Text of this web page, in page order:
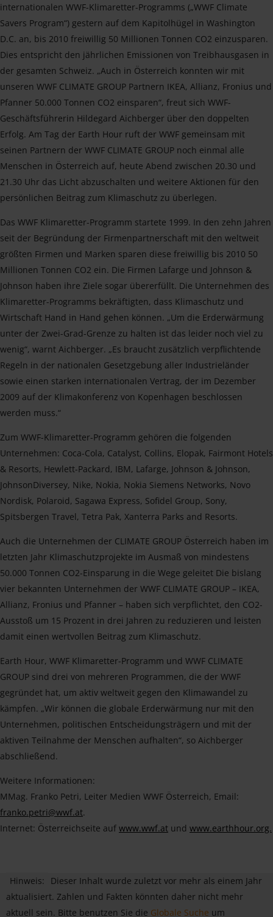
internationalen WWF-Klimaretter-Programms („WWF Climate
Savers Program“) gestern auf dem Kapitolhügel in Washington
D.C. an, bis 2010 freiwillig 50 Millionen Tonnen CO2 einzusparen.
Dies entspricht den jährlichen Emissionen von Treibhausgasen in
der gesamten Schweiz. „Auch in Österreich konnten wir mit
unseren WWF CLIMATE GROUP Partnern IKEA, Allianz, Fronius und
Pfanner 50.000 Tonnen CO2 einsparen“, freut sich WWF-
Geschäftsführerin Hildegard Aichberger über den doppelten
Erfolg. Am Tag der Earth Hour ruft der WWF gemeinsam mit
seinen Partnern der WWF CLIMATE GROUP noch einmal alle
Menschen in Österreich auf, heute Abend zwischen 20.30 und
21.30 Uhr das Licht abzuschalten und weitere Aktionen für den
persönlichen Beitrag zum Klimaschutz zu überlegen.
Das WWF Klimaretter-Programm startete 1999. In den zehn Jahren
seit der Begründung der Firmenpartnerschaft mit den weltweit
größten Firmen und Marken sparen diese freiwillig bis 2010 50
Millionen Tonnen CO2 ein. Die Firmen Lafarge und Johnson &
Johnson haben ihre Ziele sogar übererfüllt. Die Unternehmen des
Klimaretter-Programms bekräftigten, dass Klimaschutz und
Wirtschaft Hand in Hand gehen können. „Um die Erderwärmung
unter der Zwei-Grad-Grenze zu halten ist das leider noch viel zu
wenig“, warnt Aichberger. „Es braucht zusätzlich verpflichtende
Regeln in der nationalen Gesetzgebung aller Industrieländer
sowie einen starken internationalen Vertrag, der im Dezember
2009 auf der Klimakonferenz von Kopenhagen beschlossen
werden muss.“
Zum WWF-Klimaretter-Programm gehören die folgenden
Unternehmen: Coca-Cola, Catalyst, Collins, Elopak, Fairmont Hotels
& Resorts, Hewlett-Packard, IBM, Lafarge, Johnson & Johnson,
JohnsonDiversey, Nike, Nokia, Nokia Siemens Networks, Novo
Nordisk, Polaroid, Sagawa Express, Sofidel Group, Sony,
Spitsbergen Travel, Tetra Pak, Xanterra Parks and Resorts.
Auch die Unternehmen der CLIMATE GROUP Österreich haben im
letzten Jahr Klimaschutzprojekte im Ausmaß von mindestens
50.000 Tonnen CO2-Einsparung in die Wege geleitet Die bislang
vier bekannten Unternehmen der WWF CLIMATE GROUP – IKEA,
Allianz, Fronius und Pfanner – haben sich verpflichtet, den CO2-
Ausstoß um 15 Prozent in drei Jahren zu reduzieren und leisten
damit einen wertvollen Beitrag zum Klimaschutz.
Earth Hour, WWF Klimaretter-Programm und WWF CLIMATE
GROUP sind drei von mehreren Programmen, die der WWF
gegründet hat, um aktiv weltweit gegen den Klimawandel zu
kämpfen. „Wir können die globale Erderwärmung nur mit den
Unternehmen, politischen Entscheidungsträgern und mit der
aktiven Teilnahme der Menschen aufhalten“, so Aichberger
abschließend.
Weitere Informationen:
MMag. Franko Petri, Leiter Medien WWF Österreich, Email:
franko.petri@wwf.at.
Internet: Österreichseite auf www.wwf.at und www.earthhour.org.
Hinweis:
Dieser Inhalt wurde zuletzt vor mehr als einem Jahr
aktualisiert. Zahlen und Fakten könnten daher nicht mehr
aktuell sein. Bitte benutzen Sie die Globale Suche um